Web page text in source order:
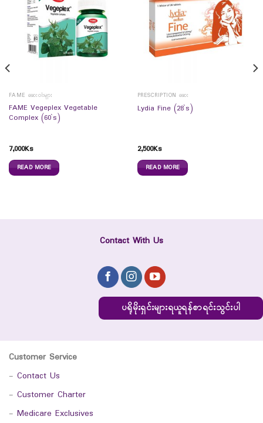
FAME ဆေးဝါးများ
FAME Vegeplex Vegetable
Complex (60`s)
7,000Ks
READ MORE
PRESCRIPTION ဆေး
Lydia Fine (28`s)
2,500Ks
READ MORE
Contact With Us
ပရိုမိုးရှင်းများရယူရန်စာရင်းသွင်းပါ
Customer Service
- Contact Us
- Customer Charter
- Medicare Exclusives